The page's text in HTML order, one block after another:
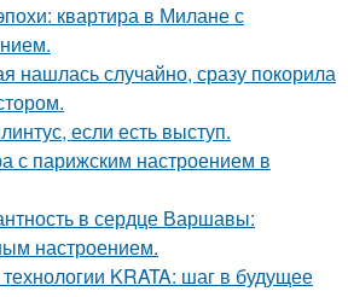
квартира в Милане с
нашлась случайно, сразу покорила
если есть выступ.
с парижским настроением в
в сердце Варшавы:
настроением.
KRATA: шаг в будущее